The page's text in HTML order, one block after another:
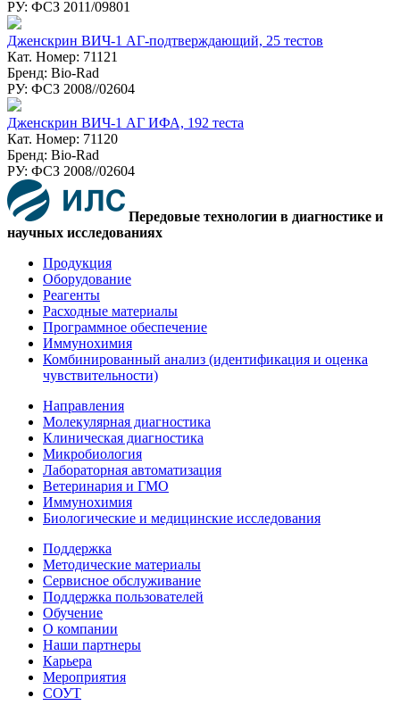
РУ: ФСЗ 2011/09801
Дженскрин ВИЧ-1 АГ-подтверждающий, 25 тестов
Кат. Номер: 71121
Бренд: Bio-Rad
РУ: ФСЗ 2008//02604
Дженcкрин ВИЧ-1 АГ ИФА, 192 теста
Кат. Номер: 71120
Бренд: Bio-Rad
РУ: ФСЗ 2008//02604
Передовые технологии в диагностике и
научных исследованиях
Продукция
Оборудование
Реагенты
Расходные материалы
Программное обеспечение
Иммунохимия
Комбинированный анализ (идентификация и оценка
чувствительности)
Направления
Молекулярная диагностика
Клиническая диагностика
Микробиология
Лабораторная автоматизация
Ветеринария и ГМО
Иммунохимия
Биологические и медицинские исследования
Поддержка
Методические материалы
Сервисное обслуживание
Поддержка пользователей
Обучение
О компании
Наши партнеры
Карьера
Мероприятия
СОУТ